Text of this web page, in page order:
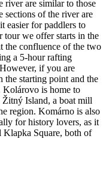
river are similar to those
sections of the river are
easier for paddlers to
tour we offer starts in the
the confluence of the two
a 5-hour rafting
if you are
the starting point and the
Kolárovo is home to
Žitný Island, a boat mill
region. Komárno is also
for history lovers, as it
Klapka Square, both of